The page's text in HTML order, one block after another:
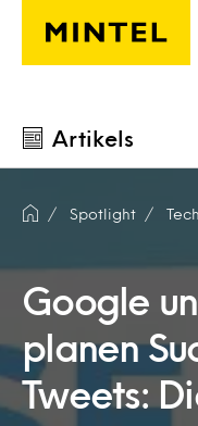
Skip to main content
Artikels
Spotlight
Google
planen
Tweets: